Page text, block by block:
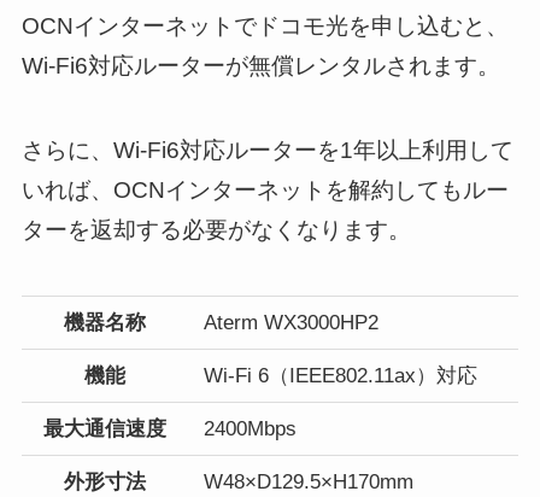
OCNインターネットでドコモ光を申し込むと、
Wi-Fi6対応ルーターが無償レンタルされます。
さらに、Wi-Fi6対応ルーターを1年以上利用して
いれば、OCNインターネットを解約してもルー
ターを返却する必要がなくなります。
機器名称 Aterm WX3000HP2
機能 Wi-Fi 6（IEEE802.11ax）対応
最大通信速度 2400Mbps
外形寸法 W48×D129.5×H170mm